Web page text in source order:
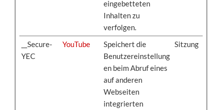
eingebetteten
Inhalten zu
verfolgen.
__Secure-
YEC
YouTube
Speichert die
Benutzereinstellung
en beim Abruf eines
auf anderen
Webseiten
integrierten
Sitzung